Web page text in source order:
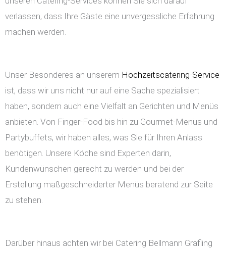
verlassen, dass Ihre Gäste eine unvergessliche Erfahrung
machen werden.
Unser Besonderes an unserem Hochzeitscatering-Service
ist, dass wir uns nicht nur auf eine Sache spezialisiert
haben, sondern auch eine Vielfalt an Gerichten und Menüs
anbieten. Von Finger-Food bis hin zu Gourmet-Menüs und
Partybuffets, wir haben alles, was Sie für Ihren Anlass
benötigen. Unsere Köche sind Experten darin,
Kundenwünschen gerecht zu werden und bei der
Erstellung maßgeschneiderter Menüs beratend zur Seite
zu stehen.
Darüber hinaus achten wir bei Catering Bellmann Grafling